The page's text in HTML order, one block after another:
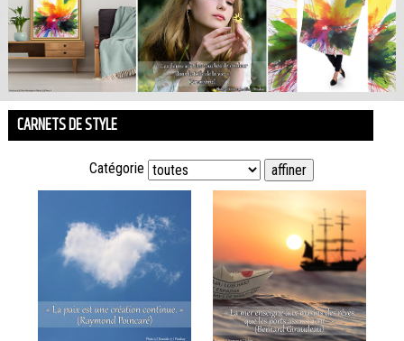
CARNETS DE STYLE
Catégorie